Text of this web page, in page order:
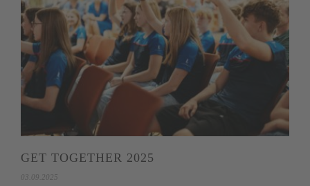
GET TOGETHER 2025
03.09.2025